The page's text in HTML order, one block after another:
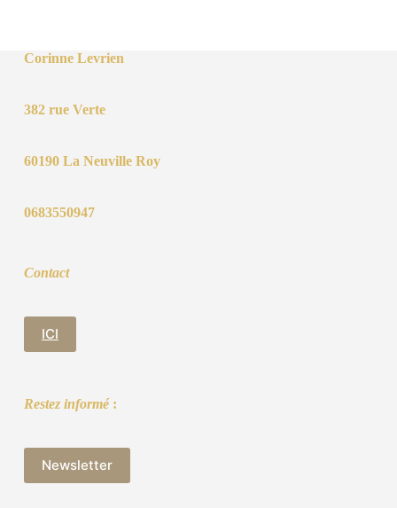
Corinne Levrien
382 rue Verte
60190 La Neuville Roy
0683550947
Contact
ICI
Restez informé:
Newsletter